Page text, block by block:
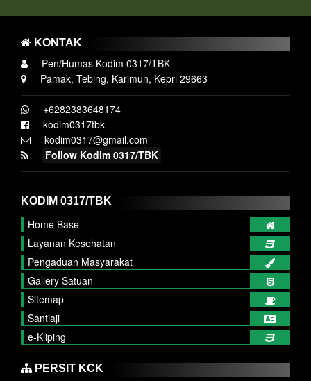
KONTAK
Pen/Humas Kodim 0317/TBK
Pamak, Tebing, Karimun, Kepri 29663
+6282383648174
kodim0317tbk
kodim0317@gmail.com
Follow Kodim 0317/TBK
KODIM 0317/TBK
Home Base
Layanan Kesehatan
Pengaduan Masyarakat
Gallery Satuan
Sitemap
Santiaji
e-Kliping
PERSIT KCK